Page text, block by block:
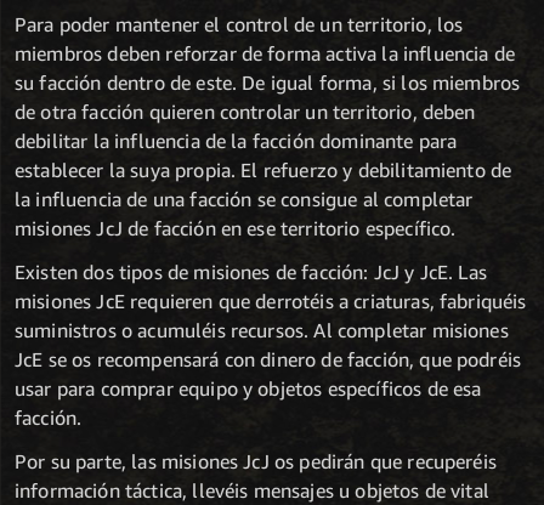
Para poder mantener el control de un territorio, los
miembros deben reforzar de forma activa la influencia de
su facción dentro de este. De igual forma, si los miembros
de otra facción quieren controlar un territorio, deben
debilitar la influencia de la facción dominante para
establecer la suya propia. El refuerzo y debilitamiento de
la influencia de una facción se consigue al completar
misiones JcJ de facción en ese territorio específico.
Existen dos tipos de misiones de facción: JcJ y JcE. Las
misiones JcE requieren que derrotéis a criaturas, fabriquéis
suministros o acumuléis recursos. Al completar misiones
JcE se os recompensará con dinero de facción, que podréis
usar para comprar equipo y objetos específicos de esa
facción.
Por su parte, las misiones JcJ os pedirán que recuperéis
información táctica, llevéis mensajes u objetos de vital